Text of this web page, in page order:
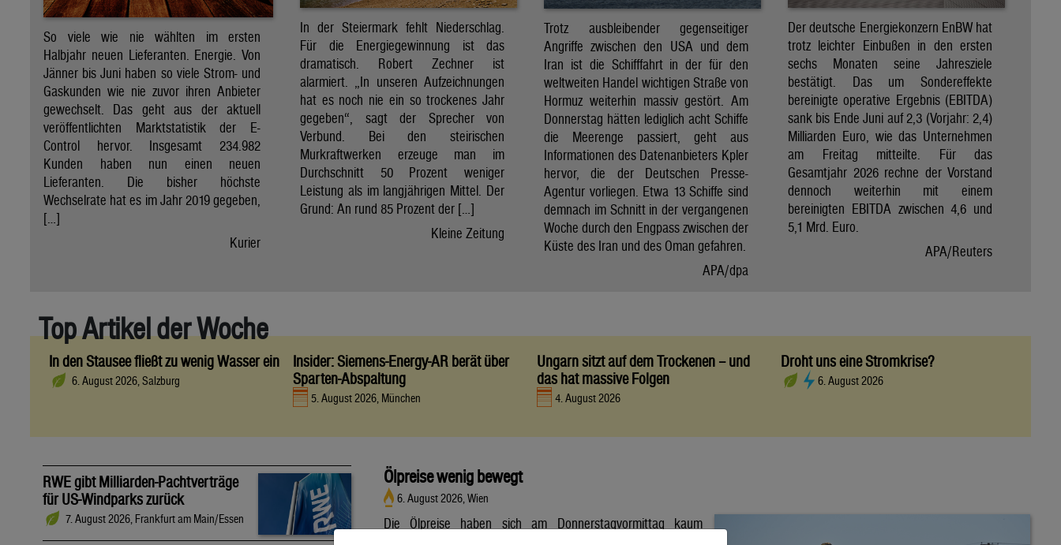
So viele wie nie wählten im ersten
Halbjahr neuen Lieferanten. Energie. Von
Jänner bis Juni haben so viele Strom- und
Gaskunden wie nie zuvor ihren Anbieter
gewechselt. Das geht aus der aktuell
veröffentlichten Marktstatistik der E-
Control hervor. Insgesamt 234.982
Kunden haben nun einen neuen
Lieferanten. Die bisher höchste
Wechselrate hat es im Jahr 2019 gegeben,
[…]
Kurier
In der Steiermark fehlt Niederschlag.
Für die Energiegewinnung ist das
dramatisch. Robert Zechner ist
alarmiert. „In unseren Aufzeichnungen
hat es noch nie ein so trockenes Jahr
gegeben“, sagt der Sprecher von
Verbund. Bei den steirischen
Murkraftwerken erzeuge man im
Durchschnitt 50 Prozent weniger
Leistung als im langjährigen Mittel. Der
Grund: An rund 85 Prozent der […]
Kleine Zeitung
Trotz ausbleibender gegenseitiger
Angriffe zwischen den USA und dem
Iran ist die Schifffahrt in der für den
weltweiten Handel wichtigen Straße von
Hormuz weiterhin massiv gestört. Am
Donnerstag hätten lediglich acht Schiffe
die Meerenge passiert, geht aus
Informationen des Datenanbieters Kpler
hervor, die der Deutschen Presse-
Agentur vorliegen. Etwa 13 Schiffe sind
demnach im Schnitt in der vergangenen
Woche durch den Engpass zwischen der
Küste des Iran und des Oman gefahren.
APA/dpa
Der deutsche Energiekonzern EnBW hat
trotz leichter Einbußen in den ersten
sechs Monaten seine Jahresziele
bestätigt. Das um Sondereffekte
bereinigte operative Ergebnis (EBITDA)
sank bis Ende Juni auf 2,3 (Vorjahr: 2,4)
Milliarden Euro, wie das Unternehmen
am Freitag mitteilte. Für das
Gesamtjahr 2026 rechne der Vorstand
dennoch weiterhin mit einem
bereinigten EBITDA zwischen 4,6 und
5,1 Mrd. Euro.
APA/Reuters
Top Artikel der Woche
In den Stausee fließt zu wenig Wasser ein
6. August 2026, Salzburg
Insider: Siemens-Energy-AR berät über
Sparten-Abspaltung
5. August 2026, München
Ungarn sitzt auf dem Trockenen – und
das hat massive Folgen
4. August 2026
Droht uns eine Stromkrise?
6. August 2026
RWE gibt Milliarden-Pachtverträge
für US-Windparks zurück
7. August 2026, Frankfurt am Main/Essen
Ölpreise wenig bewegt
6. August 2026, Wien
Die Ölpreise haben sich am Donnerstagvormittag kaum